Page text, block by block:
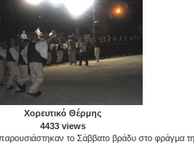
Χορευτικό Θέρμης
4433 views
το Σάββατο βράδυ στο φράγμα